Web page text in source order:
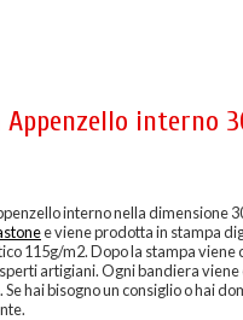
Appenzello interno
interno nella dimensione
e viene prodotta in stampa
115g/m2. Dopo la stampa viene
artigiani. Ogni bandiera
hai bisogno un consiglio o hai